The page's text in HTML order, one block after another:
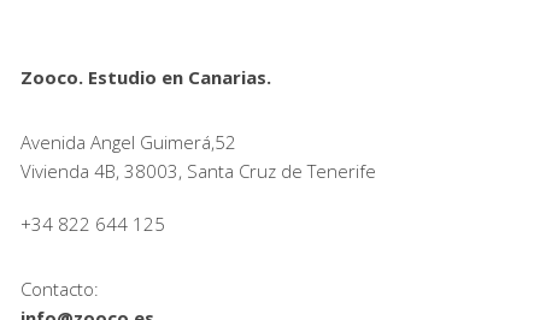
Zooco. Estudio en Canarias.
Avenida Angel Guimerá,52
Vivienda 4B, 38003, Santa Cruz de Tenerife
+34 822 644 125
Contacto: